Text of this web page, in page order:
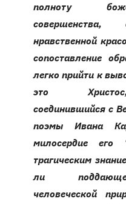
полноту
совершенства,
нравственной
сопоставление
легко прийти к
это
соединившийся с
поэмы Ивана
милосердие его
трагическим
ли
человеческой